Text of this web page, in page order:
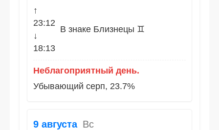
↑
23:12
↓
18:13
В знаке Близнецы ♊
Неблагоприятный день.
Убывающий серп, 23.7%
9 августа Вс